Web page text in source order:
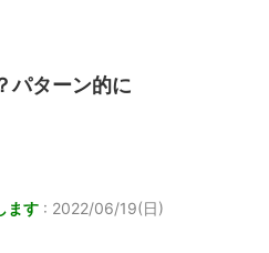
パターン的に
ます : 2022/06/19(日)